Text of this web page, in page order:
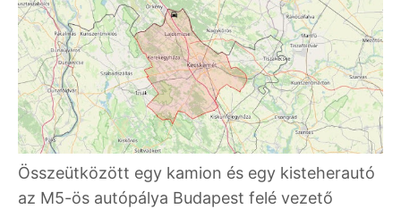
Összeütközött egy kamion és egy kisteherautó
az M5-ös autópálya Budapest felé vezető